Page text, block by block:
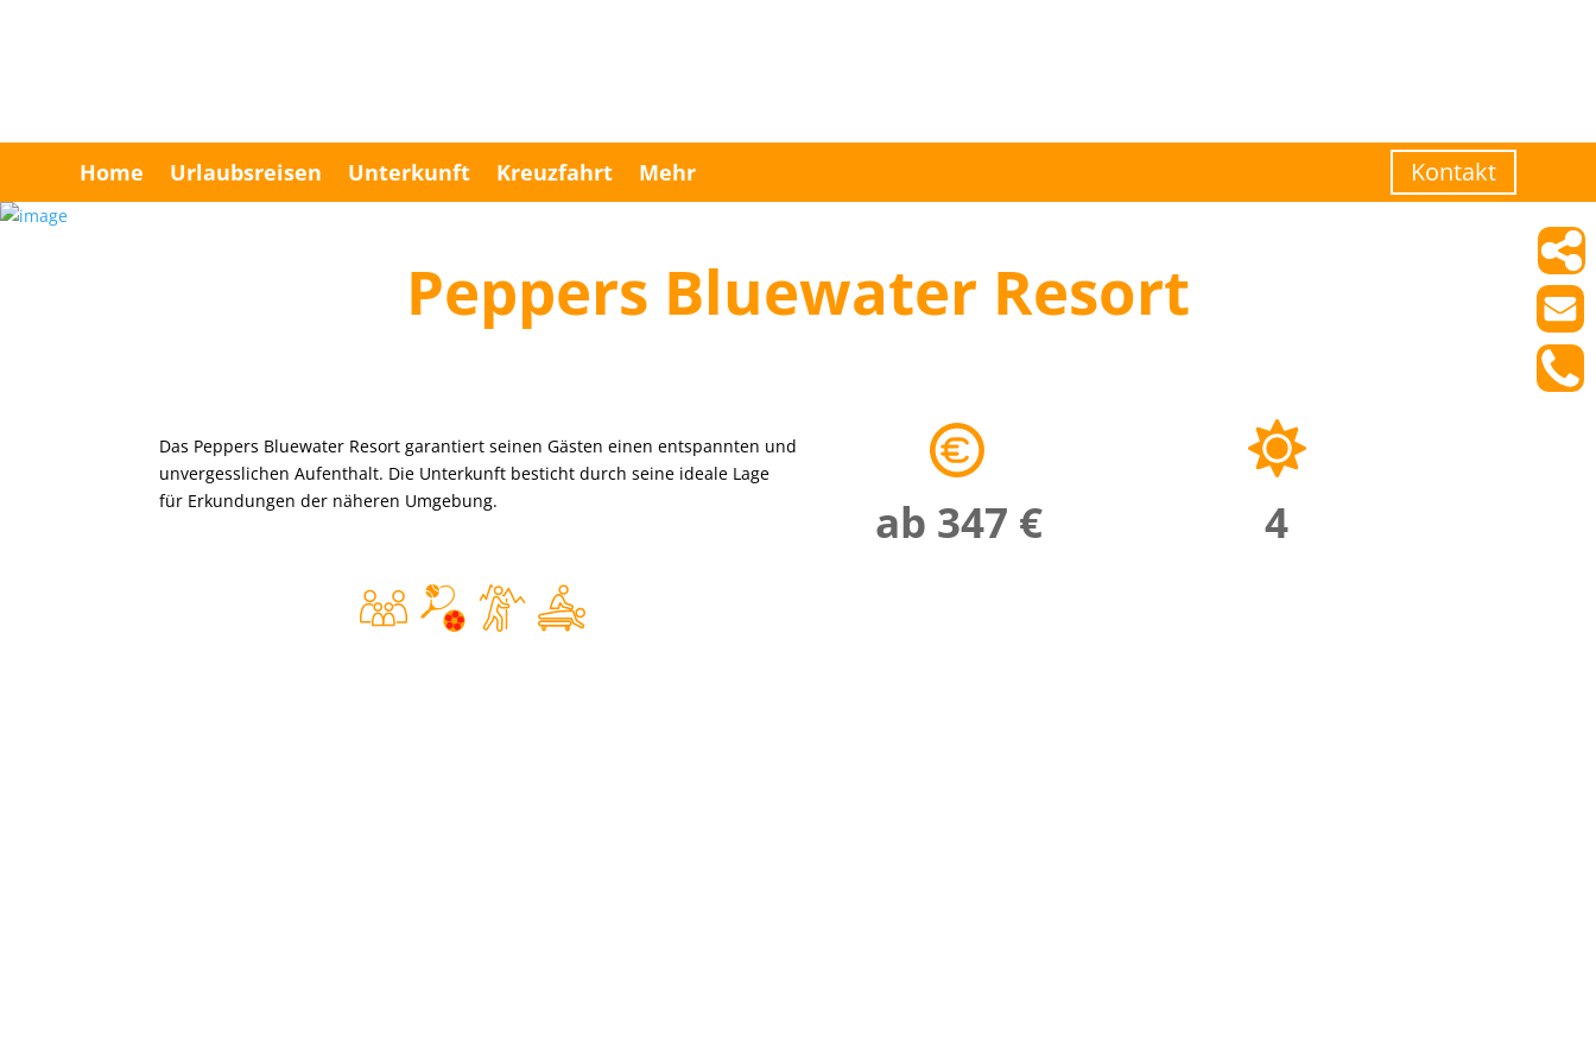
Home Urlaubsreisen Unterkunft Kreuzfahrt Mehr Kontakt
Peppers Bluewater Resort
Das Peppers Bluewater Resort garantiert seinen Gästen einen entspannten und
unvergesslichen Aufenthalt. Die Unterkunft besticht durch seine ideale Lage
für Erkundungen der näheren Umgebung.
ab 347 € 4